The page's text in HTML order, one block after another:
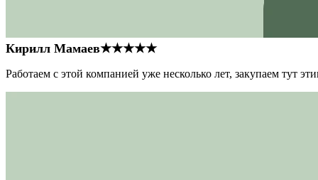
Кирилл Мамаев★★★★★
Работаем с этой компанией уже несколько лет, закупаем тут